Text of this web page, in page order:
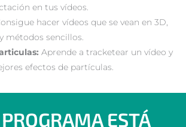
en tus vídeos.
hacer vídeos que se vean en 3D,
métodos sencillos.
Aprende a tracketear un vídeo y
efectos de partículas.
ESTÁ